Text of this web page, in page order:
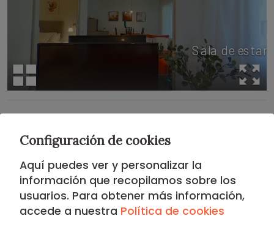
DISTRITO DE CHAMBERI
Ubicado en el castizo y sofisticado Distrito de
Chamberí, este apartamento ofrece una experiencia
Configuración de cookies
Aquí puedes ver y personalizar la
información que recopilamos sobre los
usuarios. Para obtener más información,
accede a nuestra Política de cookies